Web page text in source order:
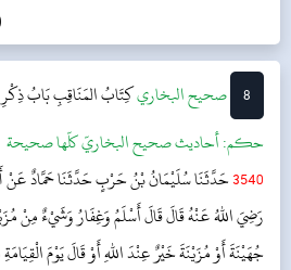
8 ‌‌صحيح البخاريكِتَابُ المَنَاقِبِبَابُ
حکم:أحاديث صحيح البخاريّ كلّها صحيحة
3540حَدَّثَنَا سُلَيْمَانُ بْنُ حَرْبٍ حَدَّثَنَا حَمَّادٌ
رَضِيَ اللهُ عَنْهُ قَالَ قَالَ أَسْلَمُ وَغِفَارُ وَشَيْءٌ مِنْ
جُهَيْنَةَ أَوْ مُزَيْنَةَ خَيْرٌ عِنْدَ اللهِ أَوْ قَالَ يَوْمَ